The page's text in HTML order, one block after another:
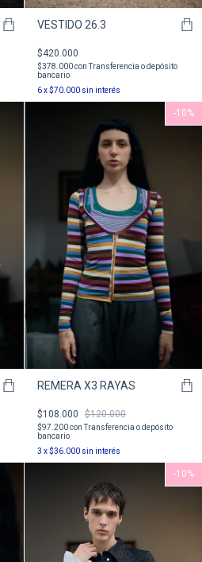
VESTIDO 26.3
$420.000
$378.000con Transferencia o depósito
bancario
6x$70.000 sin interés
-10%
REMERA X3 RAYAS
$108.000 $120.000
$97.200con Transferencia o depósito
bancario
3 x$36.000 sin interés
-10%